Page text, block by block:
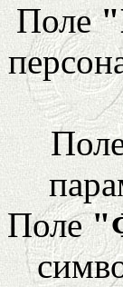
Поле
Поле